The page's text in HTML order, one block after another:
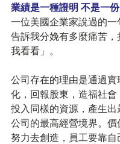
業績是一種證明 不是一
一位美國企業家說過的
告訴我分娩有多麼痛苦
我看看」。
公司存在的理由是通過實
化，回報股東，造福社會
投入同樣的資源，產生
公司的最高經營境界。
努力去創造，員工要靠